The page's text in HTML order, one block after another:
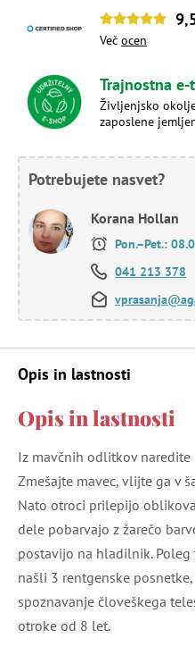
Več ocen
Trajnostna
Življenjsko
zaposlene
Potrebujete nasvet?
Korana Hollan
Pon.–Pet.:
041 213 378
Opis in lastnosti
Opis in lastnosti
Iz mavčnih odlitkov
Zmešajte mavec, vlijte ga v
Nato otroci prilepijo
dele pobarvajo z žarečo
postavijo na hladilnik.
našli 3 rentgenske
spoznavanje človeškega
otroke od 8 let.